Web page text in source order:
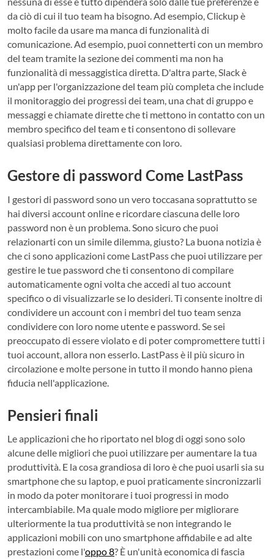
da ciò di cui il tuo team ha bisogno. Ad esempio, Clickup è
molto facile da usare ma manca di funzionalità di
comunicazione. Ad esempio, puoi connetterti con un membro
del team tramite la sezione dei commenti ma non ha
funzionalità di messaggistica diretta. D'altra parte, Slack è
un'app per l'organizzazione del team più completa che include
il monitoraggio dei progressi dei team, una chat di gruppo e
messaggi e chiamate dirette che ti mettono in contatto con un
membro specifico del team e ti consentono di sollevare
qualsiasi problema direttamente con loro.
Gestore di password Come LastPass
I gestori di password sono un vero toccasana soprattutto se
hai diversi account online e ricordare ciascuna delle loro
password non è un problema. Sono sicuro che puoi
relazionarti con un simile dilemma, giusto? La buona notizia è
che ci sono applicazioni come LastPass che puoi utilizzare per
gestire le tue password che ti consentono di compilare
automaticamente ogni volta che accedi al tuo account
specifico o di visualizzarle se lo desideri. Ti consente inoltre di
condividere un account con i membri del tuo team senza
condividere con loro nome utente e password. Se sei
preoccupato di essere violato e di poter compromettere tutti i
tuoi account, allora non esserlo. LastPass è il più sicuro in
circolazione e molte persone in tutto il mondo hanno piena
fiducia nell'applicazione.
Pensieri finali
Le applicazioni che ho riportato nel blog di oggi sono solo
alcune delle migliori che puoi utilizzare per aumentare la tua
produttività. E la cosa grandiosa di loro è che puoi usarli sia su
smartphone che su laptop, e puoi praticamente sincronizzarli
in modo da poter monitorare i tuoi progressi in modo
intercambiabile. Ma quale modo migliore per migliorare
ulteriormente la tua produttività se non integrando le
applicazioni mobili con uno smartphone affidabile e ad alte
prestazioni come l'oppo 8? È un'unità economica di fascia